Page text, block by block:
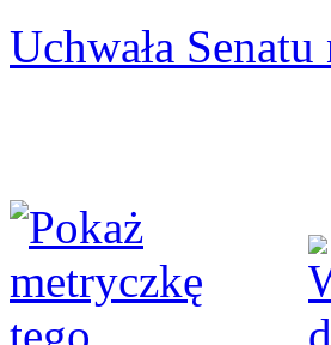
Uchwała